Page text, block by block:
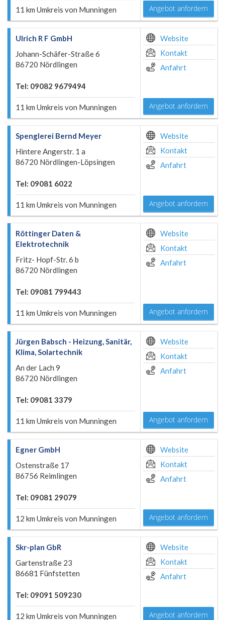
11 km Umkreis von Munningen Angebot anfordern
Ulrich R F GmbH
Johann-Schäfer-Straße 6
86720 Nördlingen
Tel: 09082 9679494
11 km Umkreis von Munningen
Website
Kontakt
Anfahrt
Angebot anfordern
Spenglerei Bernd Meyer
Hintere Angerstr. 1 a
86720 Nördlingen-Löpsingen
Tel: 09081 6022
11 km Umkreis von Munningen
Website
Kontakt
Anfahrt
Angebot anfordern
Röttinger Daten &
Elektrotechnik
Fritz- Hopf-Str. 6 b
86720 Nördlingen
Tel: 09081 799443
11 km Umkreis von Munningen
Website
Kontakt
Anfahrt
Angebot anfordern
Jürgen Babsch - Heizung, Sanitär,
Klima, Solartechnik
An der Lach 9
86720 Nördlingen
Tel: 09081 3379
11 km Umkreis von Munningen
Website
Kontakt
Anfahrt
Angebot anfordern
Egner GmbH
Ostenstraße 17
86756 Reimlingen
Tel: 09081 29079
12 km Umkreis von Munningen
Website
Kontakt
Anfahrt
Angebot anfordern
Skr-plan GbR
Gartenstraße 23
86681 Fünfstetten
Tel: 09091 509230
12 km Umkreis von Munningen
Website
Kontakt
Anfahrt
Angebot anfordern